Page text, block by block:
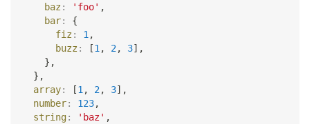
baz : 'foo' ,
bar:
{
fiz : 1 ,
buzz : [1 , 2, 3] ,
} ,
} ,
array: [1 , 2, 3] ,
number: 123,
string: 'baz' ,